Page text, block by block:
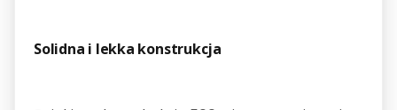
Solidna i lekka konstrukcja